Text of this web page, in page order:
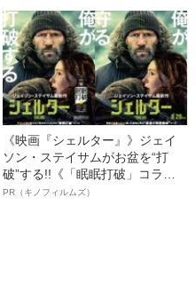
語る”《日本興収70億円突破》
《映画『シェルター』》ジェイ
ソン・ステイサムがお盆を“打
破”する!!《「眠眠打破」コラ
ボ》
PR（キノフィルムズ）